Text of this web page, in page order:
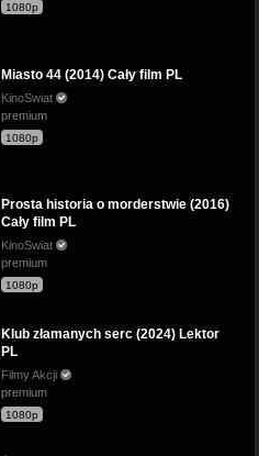
1080p
Miasto 44 (2014) Cały film PL
KinoSwiat
premium
1080p
Prosta historia o morderstwie (2016)
Cały film PL
KinoSwiat
premium
1080p
Klub złamanych serc (2024) Lektor
PL
Filmy Akcji
premium
1080p